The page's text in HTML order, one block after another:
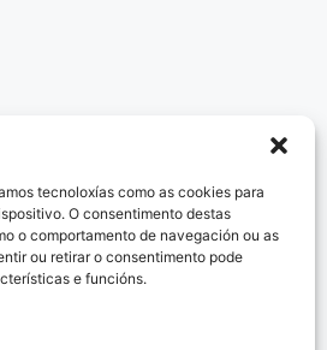
tecnoloxías como as cookies para
O consentimento destas
o comportamento de navegación ou as
ou retirar o consentimento pode
e funcións.